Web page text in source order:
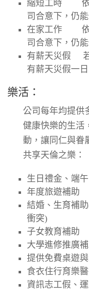
縮短工時
司合意下，仍
在家工作
司合意下，仍
有薪天災假
有薪天災假一日
樂活：
公司每年均提供
健康快樂的生活
動，讓同仁與眷
共享天倫之樂：
生日禮金、端
年度旅遊補助
結婚、生育補助
衝突)
子女教育補助
大學進修推廣
提供免費桌遊
食衣住行育樂
資訊志工假、